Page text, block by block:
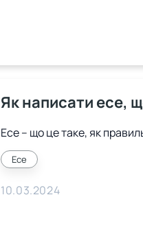
Як написати есе,
Есе – що це таке, як
Есе
10.03.2024